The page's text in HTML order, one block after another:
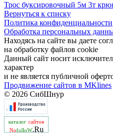
Трос буксировочный 5м 3т
Вернуться к списку
Политика конфиденциальности
Обработка персональных
Находясь на сайте вы даете
на обработку файлов cookie
Данный сайт носит
характер
и не является публичной
Продвижение сайтов в MKlines
© 2026 СибШнур
каталог сайтов
NofolloW.Ru